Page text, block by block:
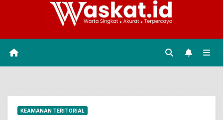
KEAMANAN TERITORIAL